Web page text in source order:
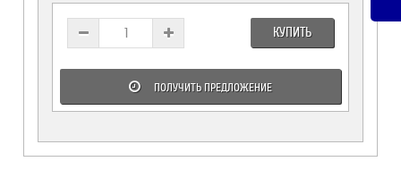
КУПИТЬ
ПОЛУЧИТЬ ПРЕДЛОЖЕНИЕ